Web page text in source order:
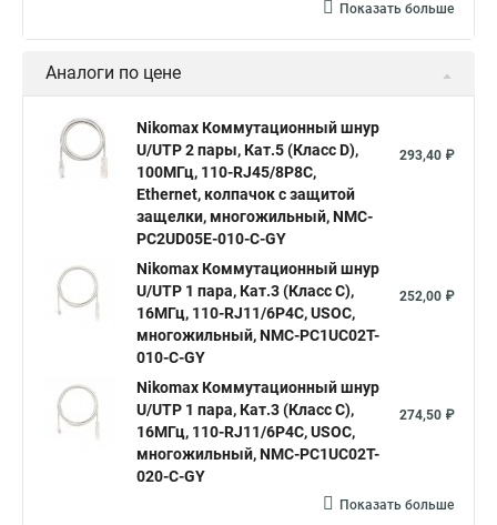
Показать больше
Аналоги по цене
Nikomax Коммутационный шнур
U/UTP 2 пары, Кат.5 (Класс D),
100МГц, 110-RJ45/8P8C,
Ethernet, колпачок с защитой
защелки, многожильный, NMC-
PC2UD05E-010-C-GY
293,40 ₽
Nikomax Коммутационный шнур
U/UTP 1 пара, Кат.3 (Класс C),
16МГц, 110-RJ11/6P4C, USOC,
многожильный, NMC-PC1UC02T-
010-C-GY
252,00 ₽
Nikomax Коммутационный шнур
U/UTP 1 пара, Кат.3 (Класс C),
16МГц, 110-RJ11/6P4C, USOC,
многожильный, NMC-PC1UC02T-
020-C-GY
274,50 ₽
Показать больше